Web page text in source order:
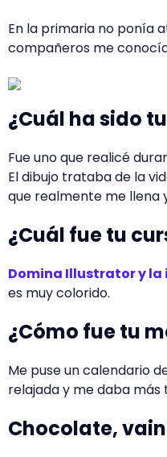
En la primaria no ponía
compañeros me
¿Cuál ha sido
Fue uno que realicé
El dibujo trataba de la
que realmente me llena
¿Cuál fue tu
Domina Illustrator y
es muy colorido.
¿Cómo fue tu
Me puse un calendario
relajada y me daba
Chocolate,